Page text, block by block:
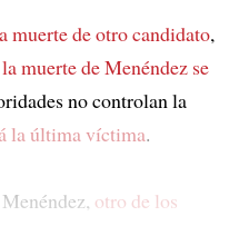
muerte de otro candidato,
muerte de Menéndez se
no controlan la
la última víctima.
otro de los